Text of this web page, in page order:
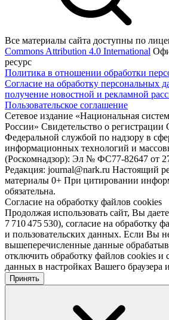
Все материалы сайта доступны по
Commons Attribution 4.0 International
ресурс
Политика в отношении обработки
Согласие на обработку персональных
получение новостной и рекламной
Пользовательское соглашение
Сетевое издание «Национальная
России» Свидетельство о
Федеральной службой по надзору в
информационных технологий и
(Роскомнадзор): Эл № ФС77-82647 от
Редакция: journal@nark.ru Настоящий
материалы 0+ При цитировании
обязательна.
Согласие на обработку файлов cookies
Продолжая использовать сайт, Вы
7 710 475 530), согласие на обработку
и пользовательских данных. Если Вы
вышеперечисленные данные
отключить обработку файлов cookies и
данных в настройках Вашего браузера
Принять